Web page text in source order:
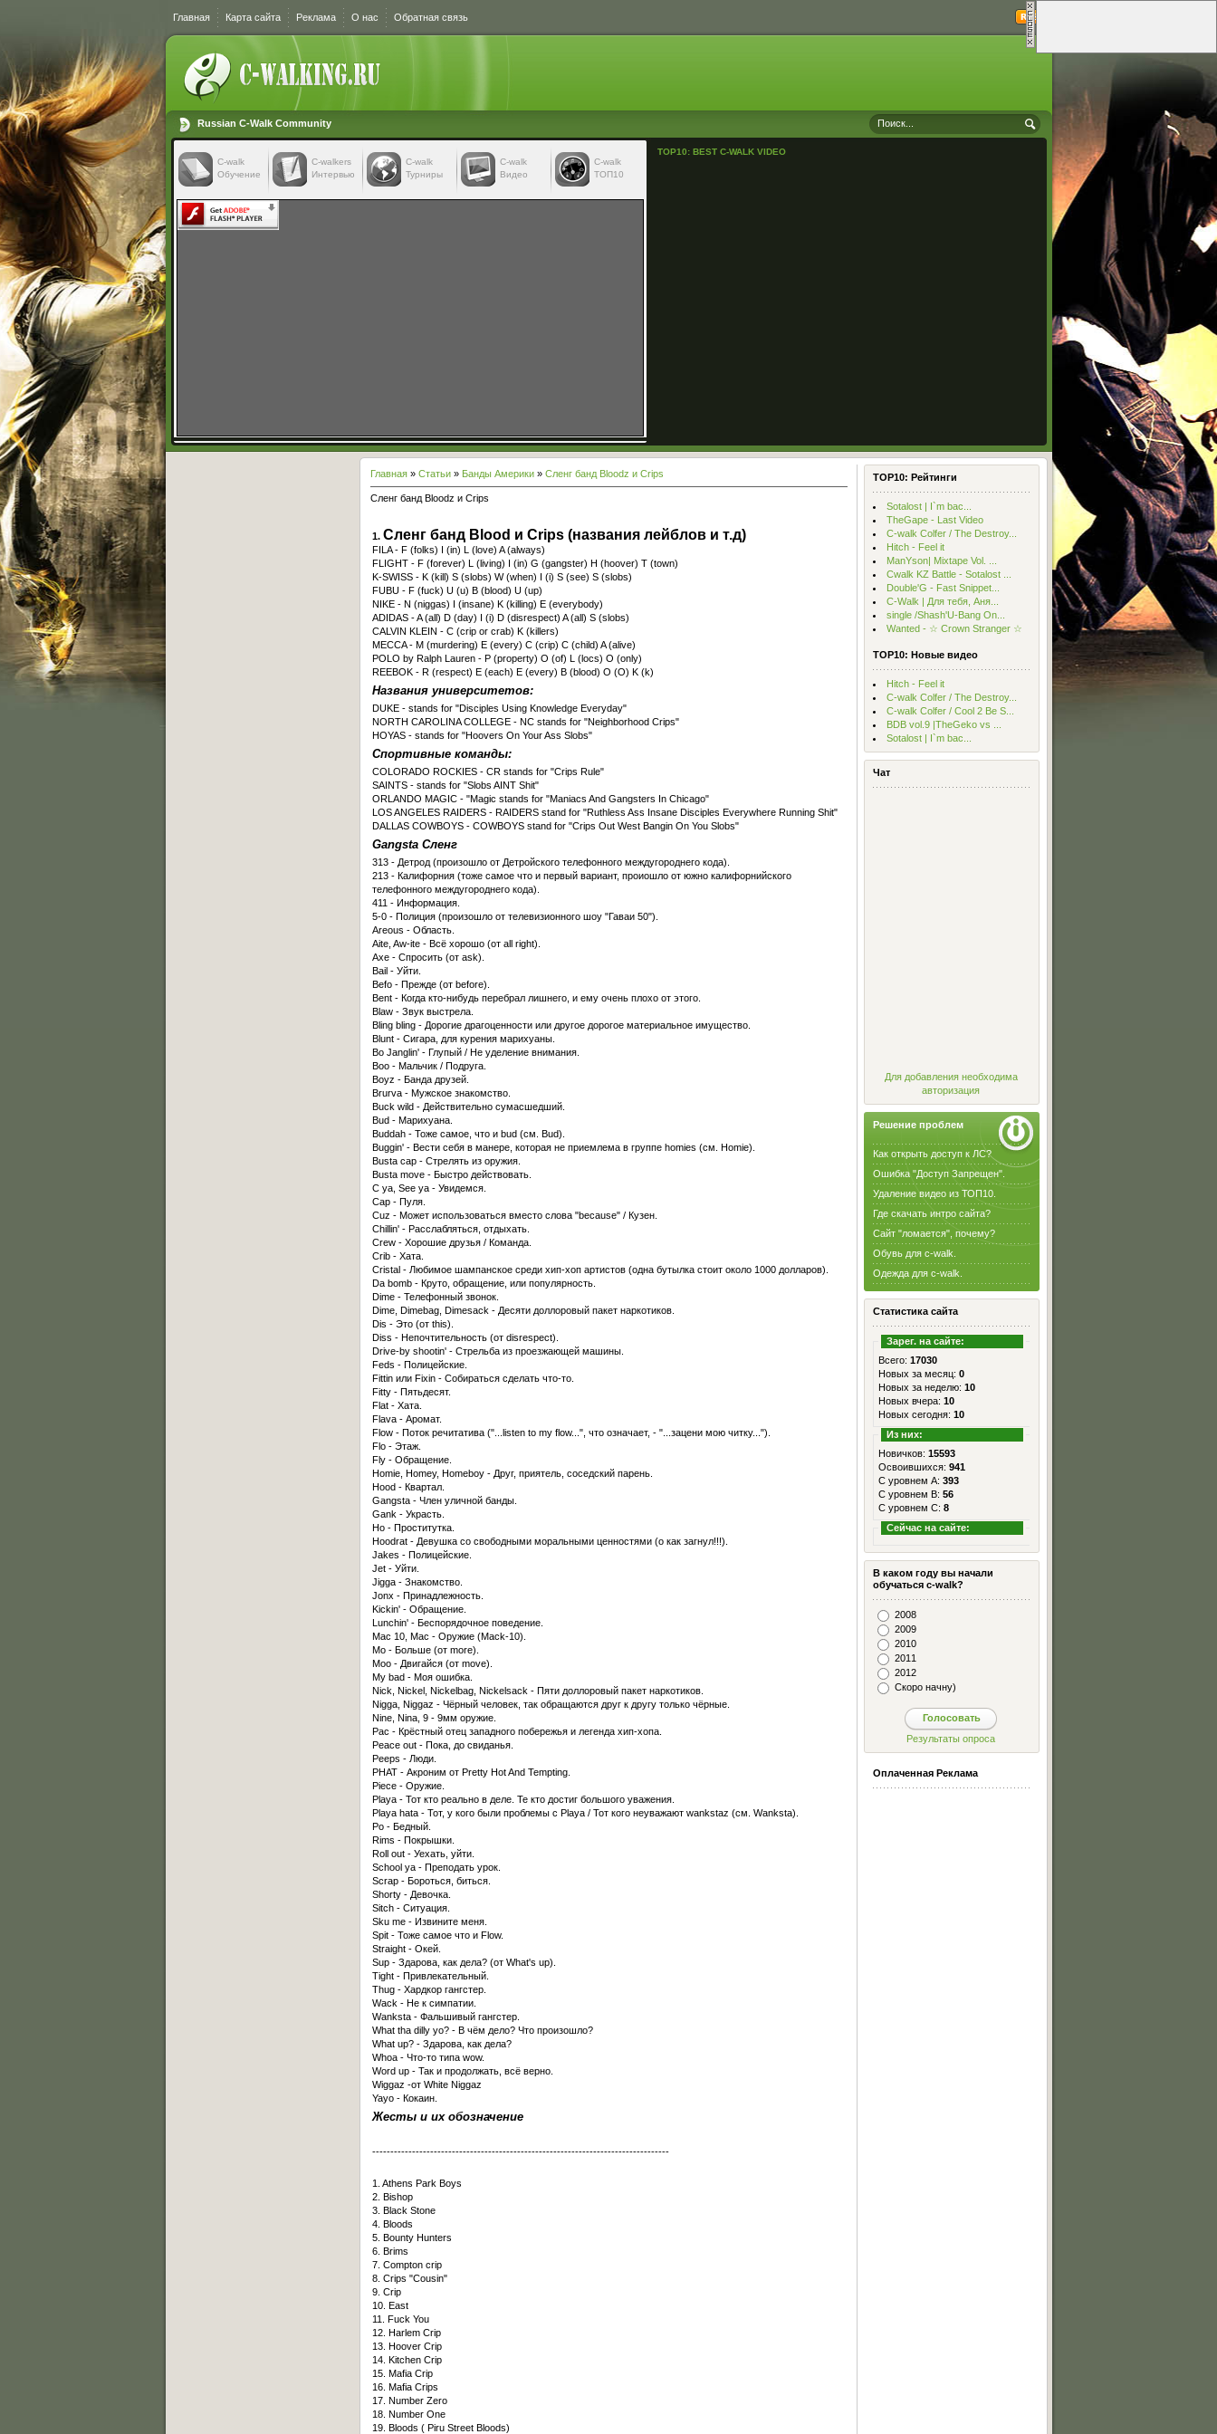
Главная Карта сайта Реклама О нас Обратная связь
Russian C-Walk Community
C-walk
Обучение
C-walkers
Интервью
С-walk
Турниры
С-walk
Видео
C-walk
ТОП10
TOP10: BEST C-WALK VIDEO
TOP10: Рейтинги
Sotalost | I`m bac...
TheGape - Last Video
С-walk Colfer / The Destroy...
Hitch - Feel it
ManYson| Mixtape Vol. ...
Cwalk KZ Battle - Sotalost ...
Double'G - Fast Snippet...
C-Walk | Для тебя, Аня...
single /Shash'U-Bang On...
Wanted - ☆ Crown Stranger ☆
TOP10: Новые видео
Hitch - Feel it
С-walk Colfer / The Destroy...
С-walk Colfer / Cool 2 Be S...
BDB vol.9 |TheGeko vs ...
Sotalost | I`m bac...
Чат
Для добавления необходима
авторизация
Решение проблем
Как открыть доступ к ЛС?
Ошибка "Доступ Запрещен".
Удаление видео из ТОП10.
Где скачать интро сайта?
Сайт "ломается", почему?
Обувь для c-walk.
Одежда для c-walk.
Статистика сайта
Зарег. на сайте:
Всего: 17030
Новых за месяц: 0
Новых за неделю: 10
Новых вчера: 10
Новых сегодня: 10
Из них:
Новичков: 15593
Освоившихся: 941
С уровнем А: 393
С уровнем B: 56
С уровнем C: 8
Сейчас на сайте:
В каком году вы начали
обучаться c-walk?
2008
2009
2010
2011
2012
Скоро начну)
Оплаченная Реклама
Главная» Статьи» Банды Америки» Cленг банд Bloodz и Crips
Cленг банд Bloodz и Crips
1. Cленг банд Blood и Crips (названия лейблов и т.д)
FILA - F (folks) I (in) L (love) A (always)
FLIGHT - F (forever) L (living) I (in) G (gangster) H (hoover) T (town)
K-SWISS - K (kill) S (slobs) W (when) I (i) S (see) S (slobs)
FUBU - F (fuck) U (u) B (blood) U (up)
NIKE - N (niggas) I (insane) K (killing) E (everybody)
ADIDAS - A (all) D (day) I (i) D (disrespect) A (all) S (slobs)
CALVIN KLEIN - C (crip or crab) K (killers)
MECCA - M (murdering) E (every) C (crip) C (child) A (alive)
POLO by Ralph Lauren - P (property) O (of) L (locs) O (only)
REEBOK - R (respect) E (each) E (every) B (blood) O (O) K (k)
Названия университетов:
DUKE - stands for "Disciples Using Knowledge Everyday"
NORTH CAROLINA COLLEGE - NC stands for "Neighborhood Crips"
HOYAS - stands for "Hoovers On Your Ass Slobs"
Спортивные команды:
COLORADO ROCKIES - CR stands for "Crips Rule"
SAINTS - stands for "Slobs AINT Shit"
ORLANDO MAGIC - "Magic stands for "Maniacs And Gangsters In Chicago"
LOS ANGELES RAIDERS - RAIDERS stand for "Ruthless Ass Insane Disciples Everywhere Running Shit"
DALLAS COWBOYS - COWBOYS stand for "Crips Out West Bangin On You Slobs"
Gangsta Сленг
313 - Детрод (произошло от Детройского телефонного междугороднего кода).
213 - Калифорния (тоже самое что и первый вариант, проиошло от южно калифорнийского
телефонного междугороднего кода).
411 - Информация.
5-0 - Полиция (произошло от телевизионного шоу "Гаваи 50").
Areous - Область.
Aite, Aw-ite - Всё хорошо (от all right).
Axe - Спросить (от ask).
Bail - Уйти.
Befo - Прежде (от before).
Bent - Когда кто-нибудь перебрал лишнего, и ему очень плохо от этого.
Blaw - Звук выстрела.
Bling bling - Дорогие драгоценности или другое дорогое материальное имущество.
Blunt - Сигара, для курения марихуаны.
Bo Janglin' - Глупый / Не уделение внимания.
Boo - Мальчик / Подруга.
Boyz - Банда друзей.
Brurva - Мужское знакомство.
Buck wild - Действительно сумасшедший.
Bud - Марихуана.
Buddah - Тоже самое, что и bud (см. Bud).
Buggin' - Вести себя в манере, которая не приемлема в группе homies (см. Homie).
Busta cap - Стрелять из оружия.
Busta move - Быстро действовать.
C ya, See ya - Увидемся.
Cap - Пуля.
Cuz - Может использоваться вместо слова "because" / Кузен.
Chillin' - Расслабляться, отдыхать.
Crew - Хорошие друзья / Команда.
Crib - Хата.
Cristal - Любимое шампанское среди хип-хоп артистов (одна бутылка стоит около 1000 долларов).
Da bomb - Круто, обращение, или популярность.
Dime - Телефонный звонок.
Dime, Dimebag, Dimesack - Десяти доллоровый пакет наркотиков.
Dis - Это (от this).
Diss - Непочтительность (от disrespect).
Drive-by shootin' - Стрельба из проезжающей машины.
Feds - Полицейские.
Fittin или Fixin - Собираться сделать что-то.
Fitty - Пятьдесят.
Flat - Хата.
Flava - Аромат.
Flow - Поток речитатива ("...listen to my flow...", что означает, - "...зацени мою читку...").
Flo - Этаж.
Fly - Обращение.
Homie, Homey, Homeboy - Друг, приятель, соседский парень.
Hood - Квартал.
Gangsta - Член уличной банды.
Gank - Украсть.
Ho - Проститутка.
Hoodrat - Девушка со свободными моральными ценностями (о как загнул!!!).
Jakes - Полицейские.
Jet - Уйти.
Jigga - Знакомство.
Jonx - Принадлежность.
Kickin' - Обращение.
Lunchin' - Беспорядочное поведение.
Mac 10, Mac - Оружие (Mack-10).
Mo - Больше (от more).
Moo - Двигайся (от move).
My bad - Моя ошибка.
Nick, Nickel, Nickelbag, Nickelsack - Пяти доллоровый пакет наркотиков.
Nigga, Niggaz - Чёрный человек, так обращаются друг к другу только чёрные.
Nine, Nina, 9 - 9мм оружие.
Pac - Крёстный отец западного побережья и легенда хип-хопа.
Peace out - Пока, до свиданья.
Peeps - Люди.
PHAT - Акроним от Pretty Hot And Tempting.
Piece - Оружие.
Playa - Тот кто реально в деле. Те кто достиг большого уважения.
Playa hata - Тот, у кого были проблемы с Playa / Тот кого неуважают wankstaz (см. Wanksta).
Po - Бедный.
Rims - Покрышки.
Roll out - Уехать, уйти.
School ya - Преподать урок.
Scrap - Бороться, биться.
Shorty - Девочка.
Sitch - Ситуация.
Sku me - Извините меня.
Spit - Тоже самое что и Flow.
Straight - Окей.
Sup - Здарова, как дела? (от What's up).
Tight - Привлекательный.
Thug - Хардкор гангстер.
Wack - Не к симпатии.
Wanksta - Фальшивый гангстер.
What tha dilly yo? - В чём дело? Что произошло?
What up? - Здарова, как дела?
Whoa - Что-то типа wow.
Word up - Так и продолжать, всё верно.
Wiggaz -от White Niggaz
Yayo - Кокаин.
Жесты и их обозначение
----------------------------------------------------------------------------------
1. Athens Park Boys
2. Bishop
3. Black Stone
4. Bloods
5. Bounty Hunters
6. Brims
7. Compton crip
8. Crips "Cousin"
9. Crip
10. East
11. Fuck You
12. Harlem Crip
13. Hoover Crip
14. Kitchen Crip
15. Mafia Crip
16. Mafia Crips
17. Number Zero
18. Number One
19. Bloods ( Piru Street Bloods)